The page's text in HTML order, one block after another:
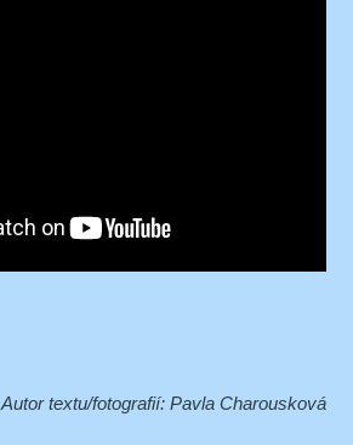
Autor textu/fotografií: Pavla Charousková